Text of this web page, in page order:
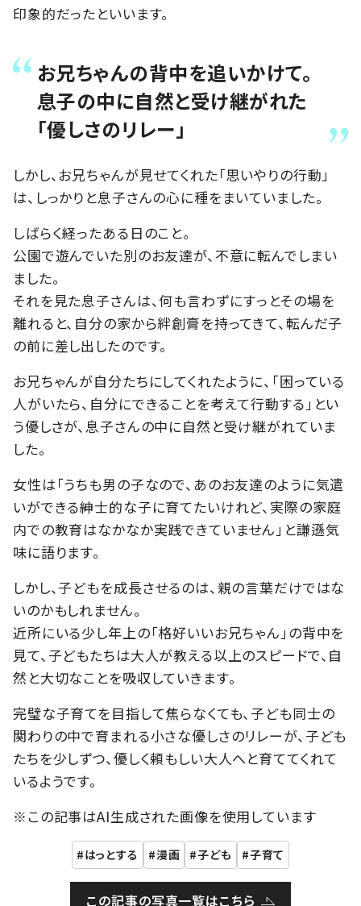
印象的だったといいます。
お兄ちゃんの背中を追いかけて。
息子の中に自然と受け継がれた
「優しさのリレー」
しかし、お兄ちゃんが見せてくれた「思いやりの行動」
は、しっかりと息子さんの心に種をまいていました。
しばらく経ったある日のこと。
公園で遊んでいた別のお友達が、不意に転んでしまい
ました。
それを見た息子さんは、何も言わずにすっとその場を
離れると、自分の家から絆創膏を持ってきて、転んだ子
の前に差し出したのです。
お兄ちゃんが自分たちにしてくれたように、「困っている
人がいたら、自分にできることを考えて行動する」とい
う優しさが、息子さんの中に自然と受け継がれていま
した。
女性は「うちも男の子なので、あのお友達のように気遣
いができる紳士的な子に育てたいけれど、実際の家庭
内での教育はなかなか実践できていません」と謙遜気
味に語ります。
しかし、子どもを成長させるのは、親の言葉だけではな
いのかもしれません。
近所にいる少し年上の「格好いいお兄ちゃん」の背中を
見て、子どもたちは大人が教える以上のスピードで、自
然と大切なことを吸収していきます。
完璧な子育てを目指して焦らなくても、子ども同士の
関わりの中で育まれる小さな優しさのリレーが、子ども
たちを少しずつ、優しく頼もしい大人へと育ててくれて
いるようです。
※この記事はAI生成された画像を使用しています
はっとする 漫画 子ども 子育て
この記事の写真一覧はこちら